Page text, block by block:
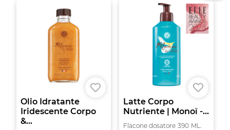
Olio Idratante
Iridescente Corpo
&...
Latte Corpo
Nutriente | Monoï -...
Flacone dosatore 390 ML.